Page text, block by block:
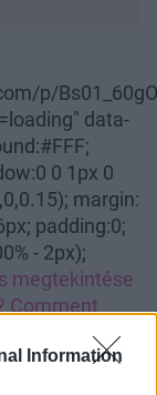
Information
p/
data-
0 1px 0
margin:
padding:0;
- 2px);
megtekintése
Comment